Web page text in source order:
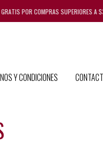
COMPRAS
Y CONDICIONES